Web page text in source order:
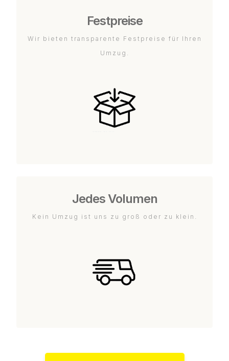
Festpreise
Wir bieten transparente Festpreise für Ihren
Umzug.
Jedes Volumen
Kein Umzug ist uns zu groß oder zu klein.